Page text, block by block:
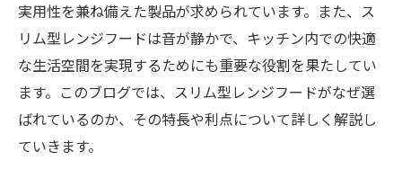
実用性を兼ね備えた製品が求められています。また、ス
リム型レンジフードは音が静かで、キッチン内での快適
な生活空間を実現するためにも重要な役割を果たしてい
ます。このブログでは、スリム型レンジフードがなぜ選
ばれているのか、その特長や利点について詳しく解説し
ていきます。